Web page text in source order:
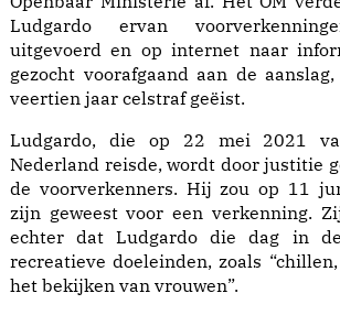
Ludgardo ervan
uitgevoerd en op internet naar
gezocht voorafgaand aan de
veertien jaar celstraf geëist.
Ludgardo, die op 22 mei 2021
Nederland reisde, wordt door justitie
de voorverkenners. Hij zou op 11
zijn geweest voor een verkenning.
echter dat Ludgardo die dag in
recreatieve doeleinden, zoals
het bekijken van vrouwen”.